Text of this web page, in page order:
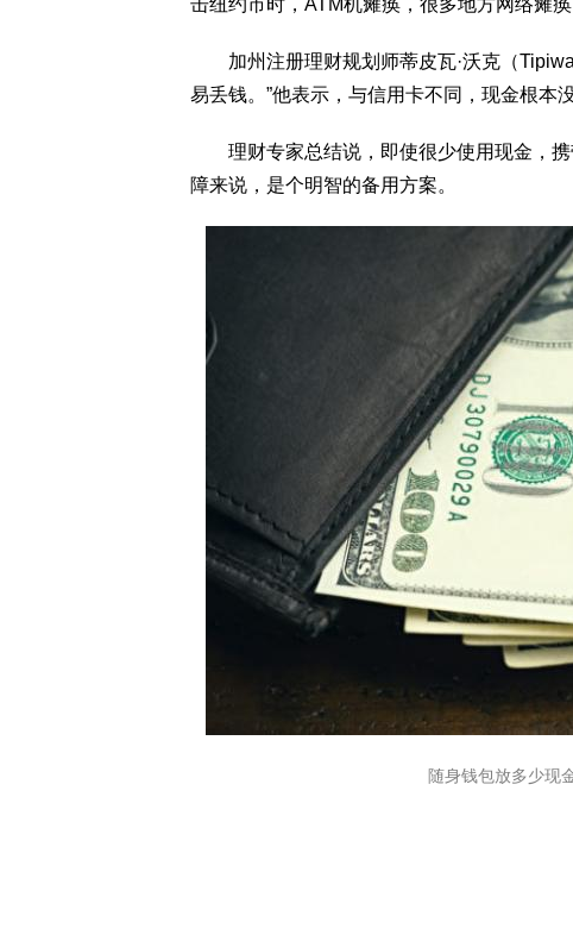
击纽约市时，ATM机瘫痪，很多地方网络瘫痪
加州注册理财规划师蒂皮瓦·沃克（Tipiwa
易丢钱。”他表示，与信用卡不同，现金根本
理财专家总结说，即使很少使用现金，携
障来说，是个明智的备用方案。
随身钱包放多少现